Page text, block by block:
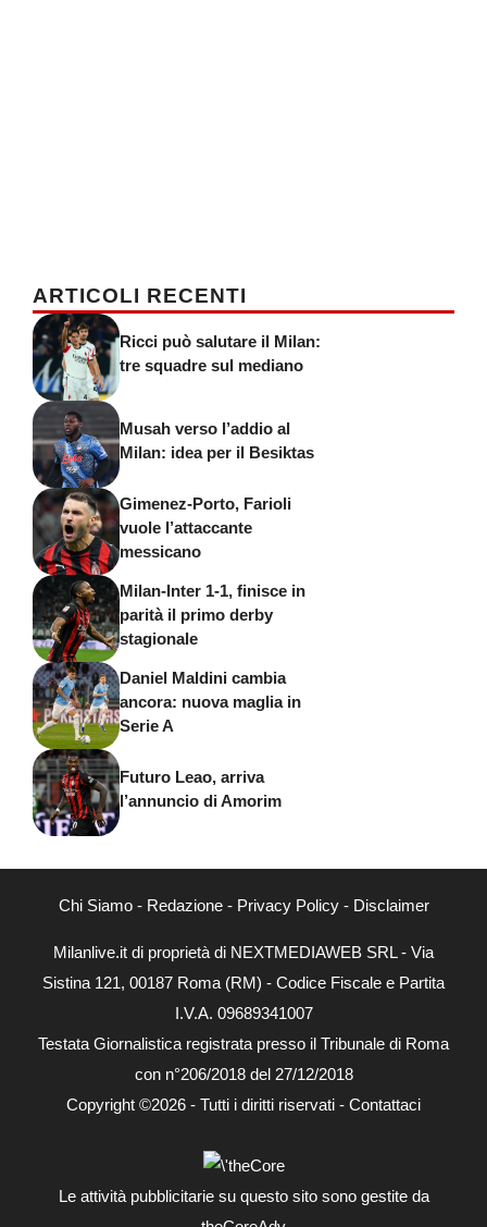
ARTICOLI RECENTI
Ricci può salutare il Milan:
tre squadre sul mediano
Musah verso l’addio al
Milan: idea per il Besiktas
Gimenez-Porto, Farioli
vuole l’attaccante
messicano
Milan-Inter 1-1, finisce in
parità il primo derby
stagionale
Daniel Maldini cambia
ancora: nuova maglia in
Serie A
Futuro Leao, arriva
l’annuncio di Amorim
Chi Siamo- Redazione- Privacy Policy- Disclaimer
Milanlive.it di proprietà di NEXTMEDIAWEB SRL - Via
Sistina 121, 00187 Roma (RM) - Codice Fiscale e Partita
I.V.A. 09689341007
Testata Giornalistica registrata presso il Tribunale di Roma
con n°206/2018 del 27/12/2018
Copyright ©2026 - Tutti i diritti riservati - Contattaci
Le attività pubblicitarie su questo sito sono gestite da